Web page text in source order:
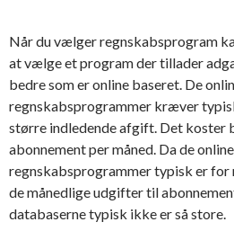
Når du vælger regnskabsprogram
at vælge et program der tillader
bedre som er online baseret. De
regnskabsprogrammer kræver
større indledende afgift. Det koster
abonnement per måned. Da de
regnskabsprogrammer typisk er for
de månedlige udgifter til
databaserne typisk ikke er så store.